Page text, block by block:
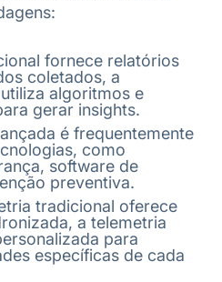
fornece relatórios
coletados, a
algoritmos e
gerar insights.
é frequentemente
como
software de
preventiva.
tradicional oferece
a telemetria
para
específicas de cada